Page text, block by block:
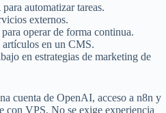
automatizar tareas.
externos.
operar de forma continua.
en un CMS.
en estrategias de marketing de
cuenta de OpenAI, acceso a n8n y
con VPS. No se exige experiencia